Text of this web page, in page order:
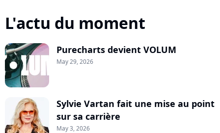
L'actu du moment
Purecharts devient VOLUM
May 29, 2026
Sylvie Vartan fait une mise au point
sur sa carrière
May 3, 2026